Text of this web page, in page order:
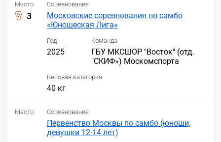
Место
3
Соревнование
Московские соревнования по самбо
«Юношеская Лига»
Год
2025
Команда
ГБУ МКСШОР "Восток" (отд.
"СКИФ») Москомспорта
Весовая категория
40 кг
Место Соревнование
Первенство Москвы по самбо (юноши,
девушки 12-14 лет)